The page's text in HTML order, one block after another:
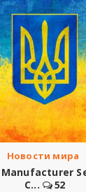
Новости мира
Manufacturer
C...
52